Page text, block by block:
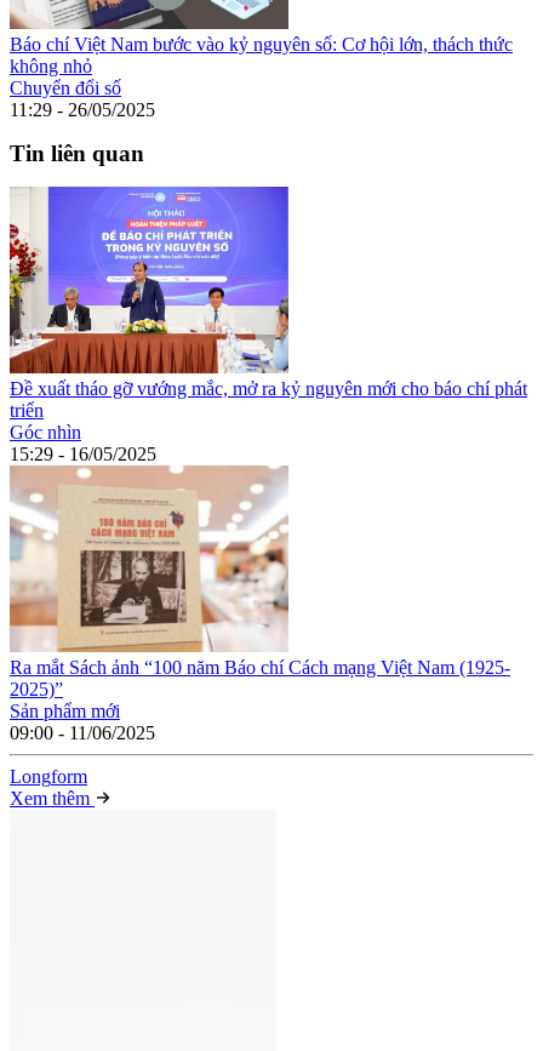
Báo chí Việt Nam bước vào kỷ nguyên số: Cơ hội lớn, thách thức
không nhỏ
Chuyển đổi số
11:29 - 26/05/2025
Tin liên quan
Đề xuất tháo gỡ vướng mắc, mở ra kỷ nguyên mới cho báo chí phát
triển
Góc nhìn
15:29 - 16/05/2025
Ra mắt Sách ảnh “100 năm Báo chí Cách mạng Việt Nam (1925-
2025)”
Sản phẩm mới
09:00 - 11/06/2025
Longform
Xem thêm